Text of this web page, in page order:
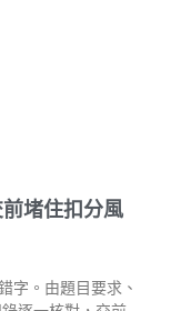
堵住扣分風
字。由題目要求、